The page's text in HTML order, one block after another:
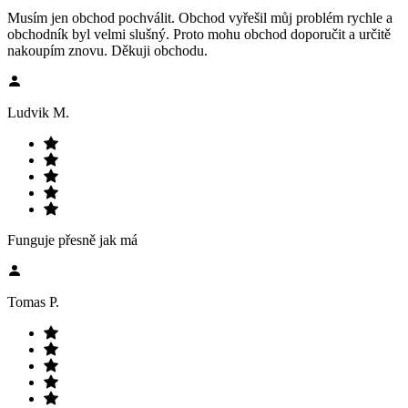
Musím jen obchod pochválit. Obchod vyřešil můj problém rychle a
obchodník byl velmi slušný. Proto mohu obchod doporučit a určitě
nakoupím znovu. Děkuji obchodu.
Ludvik M.
Funguje přesně jak má
Tomas P.